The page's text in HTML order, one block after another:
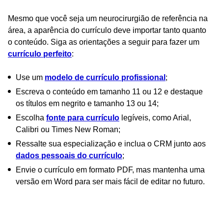
Mesmo que você seja um neurocirurgião de referência na
área, a aparência do currículo deve importar tanto quanto
o conteúdo. Siga as orientações a seguir para fazer um
currículo perfeito:
Use um modelo de currículo profissional ;
Escreva o conteúdo em tamanho 11 ou 12 e destaque
os títulos em negrito e tamanho 13 ou 14;
Escolha fonte para currículo legíveis, como Arial,
Calibri ou Times New Roman;
Ressalte sua especialização e inclua o CRM junto aos
dados pessoais do currículo;
Envie o currículo em formato PDF, mas mantenha uma
versão em Word para ser mais fácil de editar no futuro.